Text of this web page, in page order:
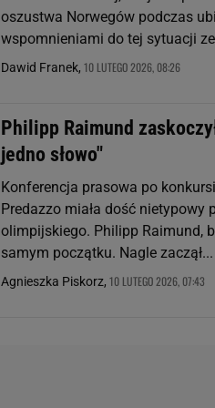
oszustwa Norwegów podczas
wspomnieniami do tej sytuacji
Dawid Franek, 10 LUTEGO 2026, 08:26
Philipp Raimund
jedno słowo"
Konferencja prasowa po
Predazzo miała dość nietypowy
olimpijskiego. Philipp Raimund,
samym początku. Nagle zaczął...
Agnieszka Piskorz, 10 LUTEGO 2026, 07:43